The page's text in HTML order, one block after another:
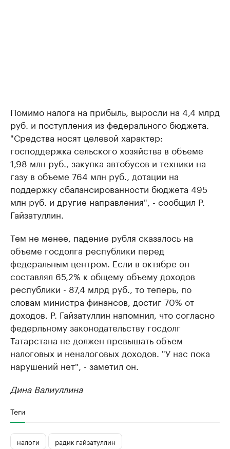
Помимо налога на прибыль, выросли на 4,4 млрд
руб. и поступления из федерального бюджета.
"Средства носят целевой характер:
господдержка сельского хозяйства в объеме
1,98 млн руб., закупка автобусов и техники на
газу в объеме 764 млн руб., дотации на
поддержку сбалансированности бюджета 495
млн руб. и другие направления", - сообщил Р.
Гайзатуллин.
Тем не менее, падение рубля сказалось на
объеме госдолга республики перед
федеральным центром. Если в октябре он
составлял 65,2% к общему объему доходов
республики - 87,4 млрд руб., то теперь, по
словам министра финансов, достиг 70% от
доходов. Р. Гайзатуллин напомнил, что согласно
федерльному законодательству госдолг
Татарстана не должен превышать объем
налоговых и неналоговых доходов. "У нас пока
нарушений нет", - заметил он.
Дина Валиуллина
Теги
налоги радик гайзатуллин